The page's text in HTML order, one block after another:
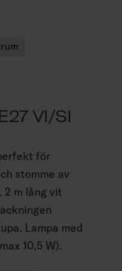
VI/SI
för
stomme av
2 m lång vit
Lampa med
10,5 W).